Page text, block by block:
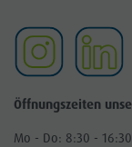
Öffnungszeiten
Mo - Do: 8:30 -